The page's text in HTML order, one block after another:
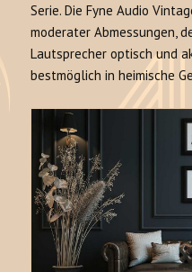
Serie. Die Fyne Audio
moderater Abmessungen,
Lautsprecher optisch und
bestmöglich in heimische